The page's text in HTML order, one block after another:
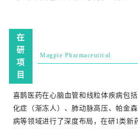
在
研
项
目
Magpie Pharmaceutical
喜鹊医药在心脑血管和线粒体疾病包
化症（渐冻人）、肺动脉高压、帕金
病等领域进行了深度布局，在研1类新